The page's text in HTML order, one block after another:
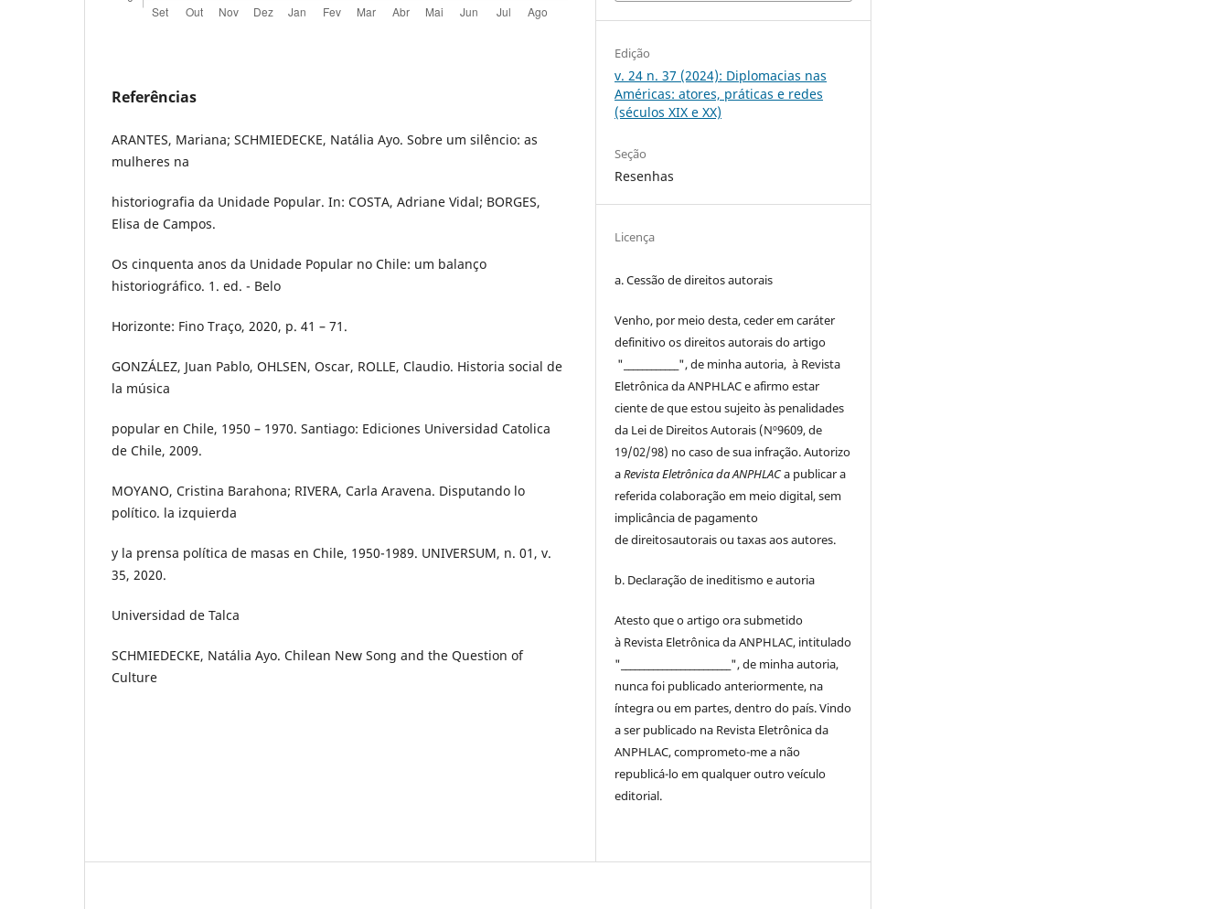
Referências
ARANTES, Mariana; SCHMIEDECKE, Natália Ayo. Sobre um silêncio: as
mulheres na
historiografia da Unidade Popular. In: COSTA, Adriane Vidal; BORGES,
Elisa de Campos.
Os cinquenta anos da Unidade Popular no Chile: um balanço
historiográfico. 1. ed. - Belo
Horizonte: Fino Traço, 2020, p. 41 – 71.
GONZÁLEZ, Juan Pablo, OHLSEN, Oscar, ROLLE, Claudio. Historia social de
la música
popular en Chile, 1950 – 1970. Santiago: Ediciones Universidad Catolica
de Chile, 2009.
MOYANO, Cristina Barahona; RIVERA, Carla Aravena. Disputando lo
político. la izquierda
y la prensa política de masas en Chile, 1950-1989. UNIVERSUM, n. 01, v.
35, 2020.
Universidad de Talca
SCHMIEDECKE, Natália Ayo. Chilean New Song and the Question of
Culture
Edição
v. 24 n. 37 (2024): Diplomacias nas
Américas: atores, práticas e redes
(séculos XIX e XX)
Seção
Resenhas
Licença
a. Cessão dedireitosautorais
Venho, por meio desta, ceder em caráter
definitivo osdireitosautoraisdo artigo
"____________", de minha autoria, à Revista
Eletrônica da ANPHLACe afirmo estar
ciente de que estou sujeito às penalidades
da Lei de DireitosAutorais (Nº9609, de
19/02/98) no caso de sua infração. Autorizo
aRevista Eletrônica da ANPHLACa publicar a
referida colaboração em meio digital, sem
implicância de pagamento
dedireitosautoraisou taxas aos autores.
b. Declaração de ineditismo e autoria
Atesto que o artigo ora submetido
à Revista Eletrônica da ANPHLAC, intitulado
"________________________", de minha autoria,
nunca foi publicado anteriormente, na
íntegra ou em partes, dentrodo país. Vindo
a ser publicado na Revista Eletrônica da
ANPHLAC, comprometo-me a não
republicá-lo em qualquer outro veículo
editorial.